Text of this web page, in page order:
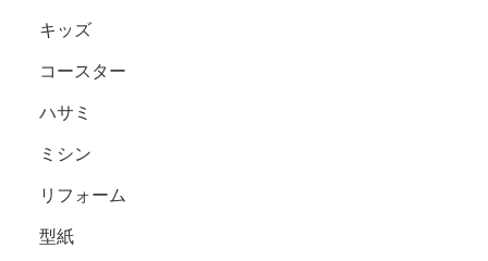
キッズ
コースター
ハサミ
ミシン
リフォーム
型紙